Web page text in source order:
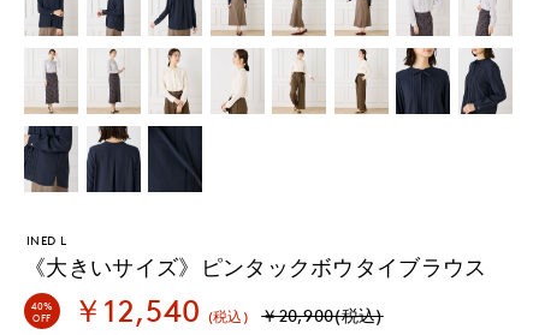
INED L
《大きいサイズ》ピンタックボウタイブラウス
40%
OFF
￥12,540 (税込) ￥20,900(税込)